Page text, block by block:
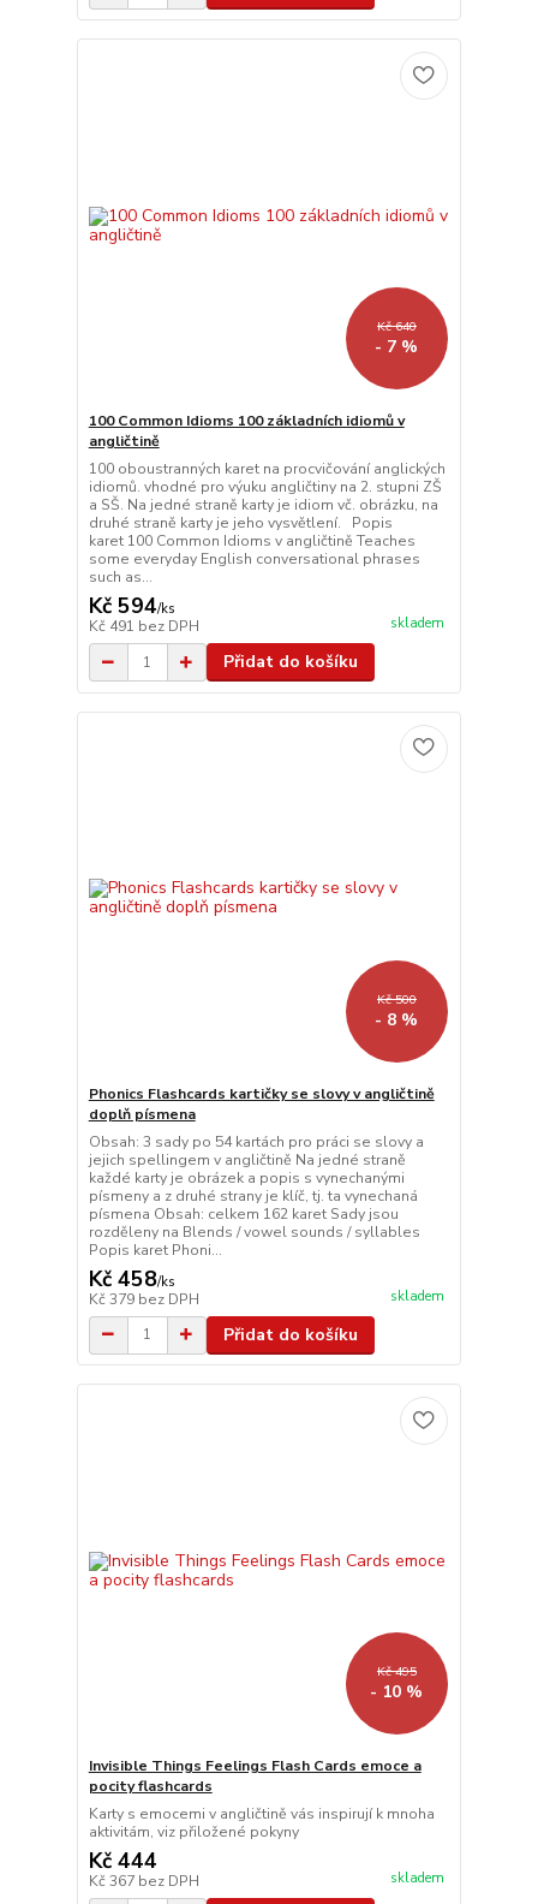
Kč 640
- 7 %
100 Common Idioms 100 základních idiomů v
angličtině
100 oboustranných karet na procvičování anglických
idiomů. vhodné pro výuku angličtiny na 2. stupni ZŠ
a SŠ. Na jedné straně karty je idiom vč. obrázku, na
druhé straně karty je jeho vysvětlení. Popis
karet 100 Common Idioms v angličtině Teaches
some everyday English conversational phrases
such as...
Kč 594/ks
Kč 491 bez DPH skladem
Přidat do košíku
Kč 500
- 8 %
Phonics Flashcards kartičky se slovy v angličtině
doplň písmena
Obsah: 3 sady po 54 kartách pro práci se slovy a
jejich spellingem v angličtině Na jedné straně
každé karty je obrázek a popis s vynechanými
písmeny a z druhé strany je klíč, tj. ta vynechaná
písmena Obsah: celkem 162 karet Sady jsou
rozděleny na Blends / vowel sounds / syllables
Popis karet Phoni...
Kč 458/ks
Kč 379 bez DPH skladem
Přidat do košíku
Kč 495
- 10 %
Invisible Things Feelings Flash Cards emoce a
pocity flashcards
Karty s emocemi v angličtině vás inspirují k mnoha
aktivitám, viz přiložené pokyny
Kč 444
Kč 367 bez DPH skladem